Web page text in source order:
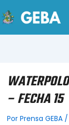
– FECHA 15
Por Prensa GEBA /